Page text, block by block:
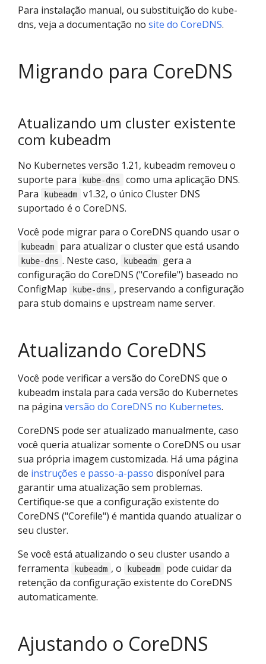
Para instalação manual, ou substituição do kube-
dns, veja a documentação no site do CoreDNS.
Migrando para CoreDNS
Atualizando um cluster existente
com kubeadm
No Kubernetes versão 1.21, kubeadm removeu o
suporte para
kube-dns
como uma aplicação DNS.
Para
kubeadm
v1.32, o único Cluster DNS
suportado é o CoreDNS.
Você pode migrar para o CoreDNS quando usar o
kubeadm para atualizar o cluster que está usando
kube-dns . Neste caso, kubeadm
gera a
configuração do CoreDNS ("Corefile") baseado no
ConfigMap
kube-dns , preservando a configuração
para stub domains e upstream name server.
Atualizando CoreDNS
Você pode verificar a versão do CoreDNS que o
kubeadm instala para cada versão do Kubernetes
na página versão do CoreDNS no Kubernetes.
CoreDNS pode ser atualizado manualmente, caso
você queria atualizar somente o CoreDNS ou usar
sua própria imagem customizada. Há uma página
de instruções e passo-a-passo disponível para
garantir uma atualização sem problemas.
Certifique-se que a configuração existente do
CoreDNS ("Corefile") é mantida quando atualizar o
seu cluster.
Se você está atualizando o seu cluster usando a
ferramenta
kubeadm , o kubeadm
pode cuidar da
retenção da configuração existente do CoreDNS
automaticamente.
Ajustando o CoreDNS